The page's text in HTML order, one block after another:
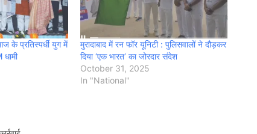
प्रतिस्पर्धी युग में
धामी
मुरादाबाद में रन फॉर यूनिटी : पुलिसवालों ने दौड़कर
दिया ‘एक भारत’ का जोरदार संदेश
October 31, 2025
In "National"